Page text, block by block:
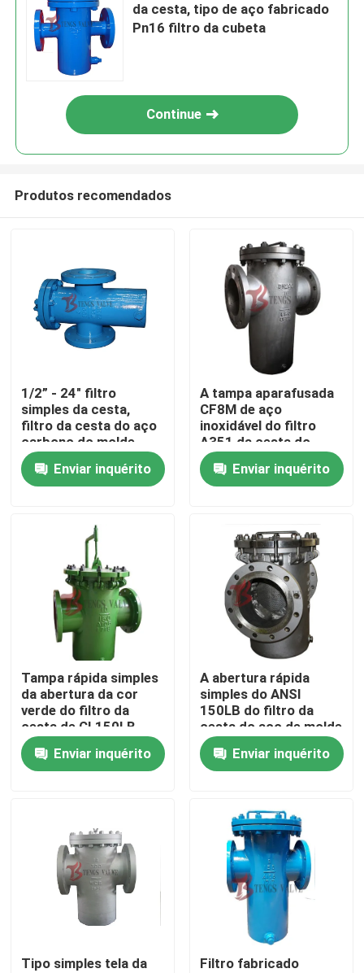
Sobre nós
Excursão da fábrica
Controle da qualidade
Contacte-nos
Peça umas citações
Válvula de porta de aço fundido
Swing válvula de retenção
da cesta, tipo de aço fabricado
Pn16 filtro da cubeta
Continue
Produtos recomendados
1/2” - 24" filtro
simples da cesta,
filtro da cesta do aço
carbono do molde
Enviar inquérito
A tampa aparafusada
CF8M de aço
inoxidável do filtro
A351 da cesta do
molde flangeou ao
ruído PN16Enviar inquérito
Tampa rápida simples
da abertura da cor
verde do filtro da
cesta de CL150LB
com braço do turco
Enviar inquérito
A abertura rápida
simples do ANSI
150LB do filtro da
cesta do aço de molde
aparafusou a tampa
Enviar inquérito
Tipo simples tela da
Filtro fabricado